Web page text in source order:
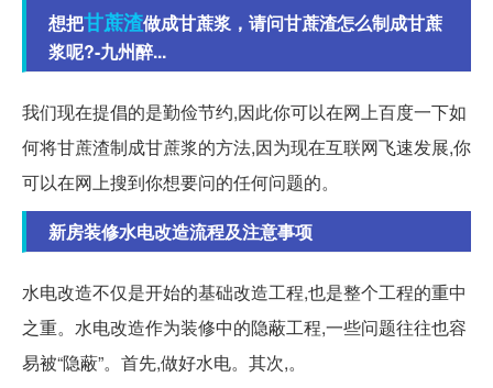
想把甘蔗渣做成甘蔗浆，请问甘蔗渣怎么制成甘蔗
浆呢?-九州醉...
我们现在提倡的是勤俭节约,因此你可以在网上百度一下如
何将甘蔗渣制成甘蔗浆的方法,因为现在互联网飞速发展,你
可以在网上搜到你想要问的任何问题的。
新房装修水电改造流程及注意事项
水电改造不仅是开始的基础改造工程,也是整个工程的重中
之重。水电改造作为装修中的隐蔽工程,一些问题往往也容
易被“隐蔽”。首先,做好水电。其次,。